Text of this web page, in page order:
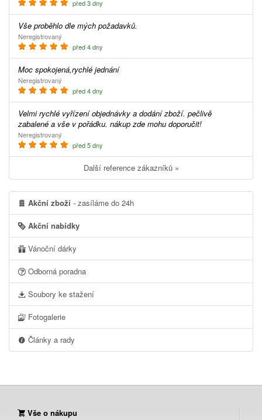
před 3 dny
Vše proběhlo dle mých požadavků.
Neregistrovaný
před 4 dny
Moc spokojená,rychlé jednání
Neregistrovaný
před 4 dny
Velmi rychlé vyřízení objednávky a dodání zboží. pečlivě
zabalené a vše v pořádku. nákup zde mohu doporučit!
Neregistrovaný
před 5 dny
Další reference zákazníků »
Akční zboží - zasíláme do 24h
Akční nabídky
Vánoční dárky
Odborná poradna
Soubory ke stažení
Fotogalerie
Články a rady
Vše o nákupu